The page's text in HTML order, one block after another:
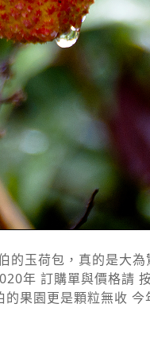
玉荷包，真的是大
年 訂購單與價格請
果園更是顆粒無收 今